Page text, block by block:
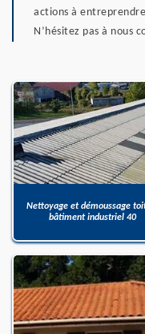
actions à
N’hésitez pas à nous
Nettoyage et démoussage
bâtiment industriel 40